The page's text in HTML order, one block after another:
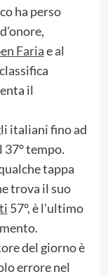
ha perso
Fariae al
il
italiani fino ad
37° tempo.
tappa
trova il suo
57°, è l'ultimo
del giorno è
errore nel